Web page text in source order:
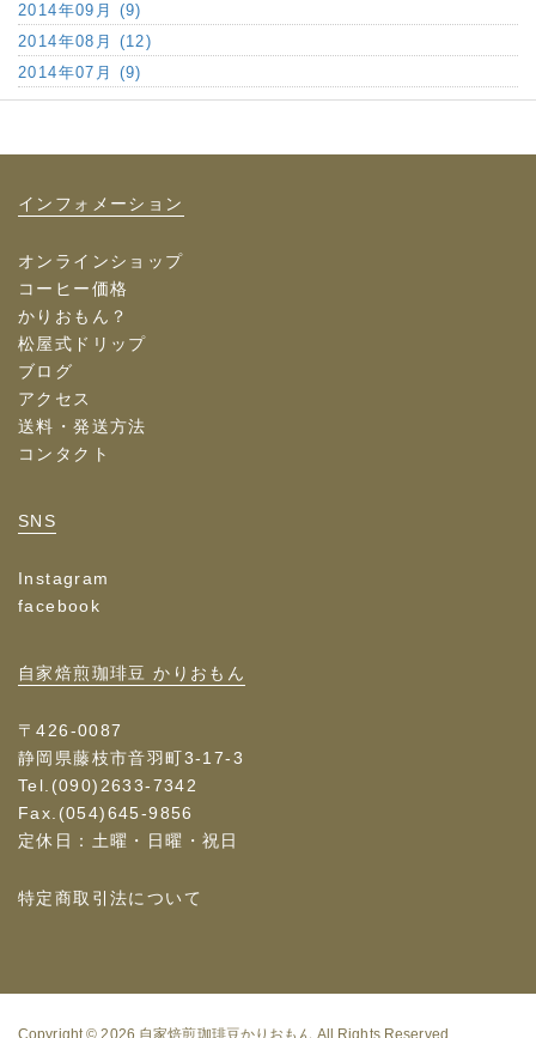
2014年09月 (9)
2014年08月 (12)
2014年07月 (9)
インフォメーション
オンラインショップ
コーヒー価格
かりおもん？
松屋式ドリップ
ブログ
アクセス
送料・発送方法
コンタクト
SNS
Instagram
facebook
自家焙煎珈琲豆 かりおもん
〒426-0087
静岡県藤枝市音羽町3-17-3
Tel.(090)2633-7342
Fax.(054)645-9856
定休日：土曜・日曜・祝日
特定商取引法について
Copyright © 2026 自家焙煎珈琲豆かりおもん All Rights Reserved.